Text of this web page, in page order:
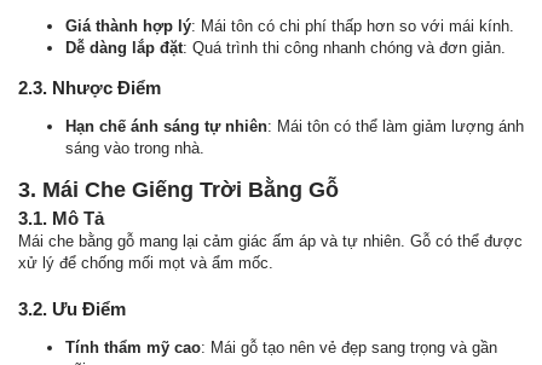
Giá thành hợp lý: Mái tôn có chi phí thấp hơn so với mái kính.
Dễ dàng lắp đặt: Quá trình thi công nhanh chóng và đơn giản.
2.3. Nhược Điểm
Hạn chế ánh sáng tự nhiên: Mái tôn có thể làm giảm lượng ánh
sáng vào trong nhà.
3. Mái Che Giếng Trời Bằng Gỗ
3.1. Mô Tả
Mái che bằng gỗ mang lại cảm giác ấm áp và tự nhiên. Gỗ có thể được
xử lý để chống mối mọt và ẩm mốc.
3.2. Ưu Điểm
Tính thẩm mỹ cao: Mái gỗ tạo nên vẻ đẹp sang trọng và gần